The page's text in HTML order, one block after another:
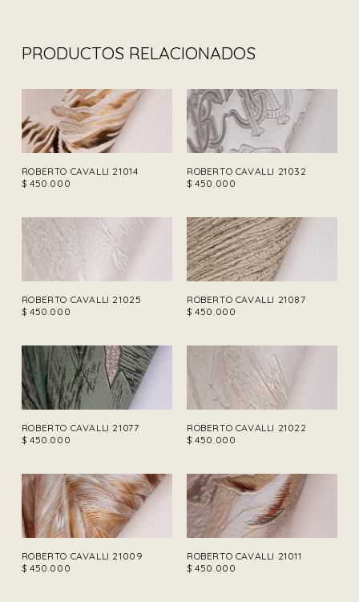
PRODUCTOS RELACIONADOS
ROBERTO CAVALLI 21014
$450.000
ROBERTO CAVALLI 21032
$450.000
ROBERTO CAVALLI 21025
$450.000
ROBERTO CAVALLI 21087
$450.000
ROBERTO CAVALLI 21077
$450.000
ROBERTO CAVALLI 21022
$450.000
ROBERTO CAVALLI 21009
$450.000
ROBERTO CAVALLI 21011
$450.000